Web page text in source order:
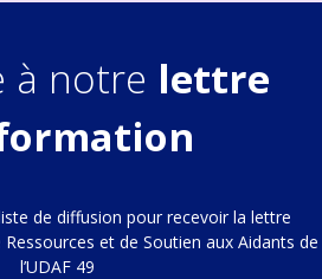
à notre lettre
de diffusion pour recevoir la lettre
et de Soutien aux Aidants de
l’UDAF 49